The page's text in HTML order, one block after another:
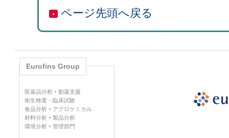
▲ ページ先頭へ戻る
Eurofins Group
医薬品分析 ・ 創薬支援
衛生検査・臨床試験
食品分析 ・ アグロケミカル
材料分析 ・ 製品分析
環境分析 ・ 管理部門